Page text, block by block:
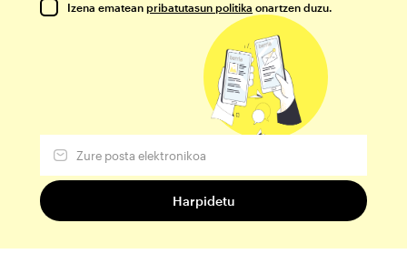
Izena ematean pribatutasun politika onartzen duzu.